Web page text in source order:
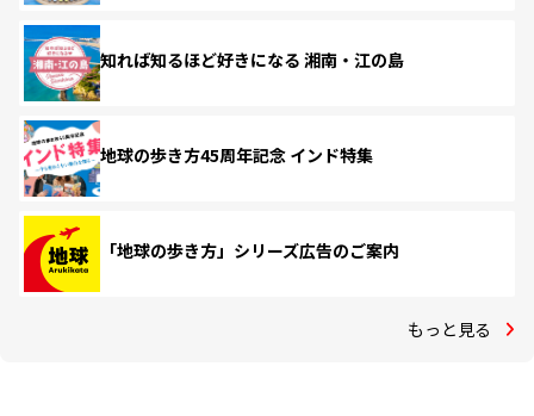
知れば知るほど好きになる 湘南・江の島
地球の歩き方45周年記念 インド特集
「地球の歩き方」シリーズ広告のご案内
もっと見る